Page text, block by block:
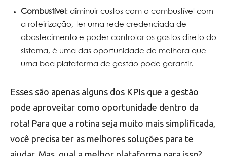
Combustível : diminuir custos com o combustível com
a roteirização, ter uma rede credenciada de
abastecimento e poder controlar os gastos direto do
sistema, é uma das oportunidade de melhora que
uma boa plataforma de gestão pode garantir.
Esses são apenas alguns dos KPIs que a gestão
pode aproveitar como oportunidade dentro da
rota! Para que a rotina seja muito mais simplificada,
você precisa ter as melhores soluções para te